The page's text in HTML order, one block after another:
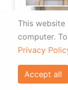
This
computer.
Privacy
Accept all